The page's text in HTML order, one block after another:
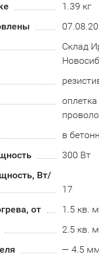
1.39 кг
Склад
в
300 Вт
Вт/
17
от
1.5 кв.
2.5 кв.
— 4.5